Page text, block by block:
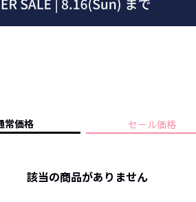
ング
プライバシーポリシー
常価格 セール価格
該当の商品がありません